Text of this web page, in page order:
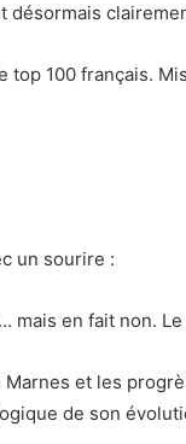
désormais
top 100 français.
un sourire :
mais en fait non.
et les
de son